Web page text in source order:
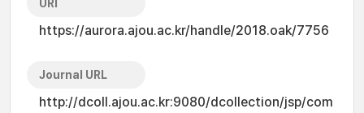
URI
https://aurora.ajou.ac.kr/handle/2018.oak/7756
Journal URL
http://dcoll.ajou.ac.kr:9080/dcollection/jsp/com